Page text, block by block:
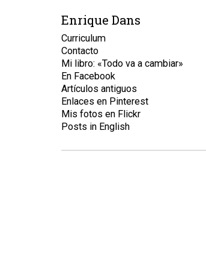
Enrique Dans
Curriculum
Contacto
Mi libro: «Todo va a cambiar»
En Facebook
Artículos antiguos
Enlaces en Pinterest
Mis fotos en Flickr
Posts in English